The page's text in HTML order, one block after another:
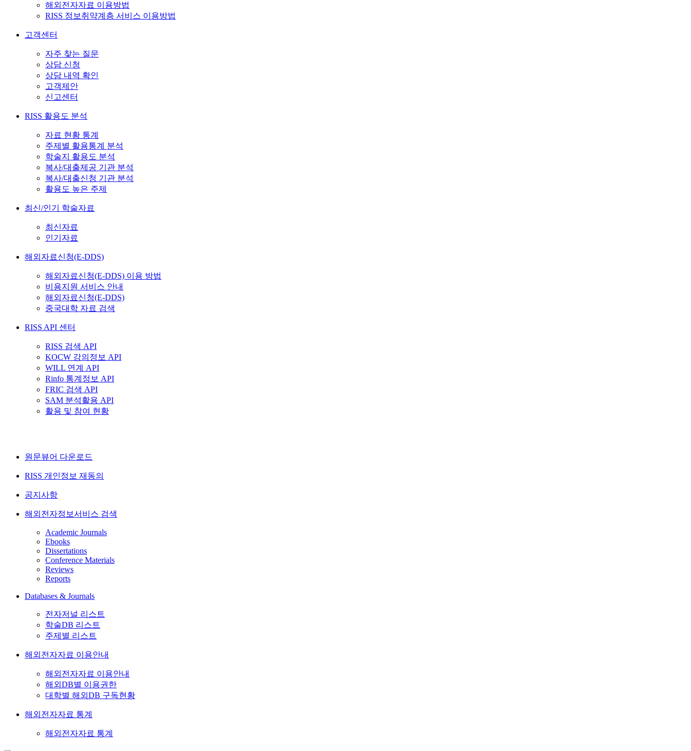
해외전자자료 이용방법
RISS 정보취약계층 서비스 이용방법
고객센터
자주 찾는 질문
상담 신청
상담 내역 확인
고객제안
신고센터
RISS 활용도 분석
자료 현황 통계
주제별 활용통계 분석
학술지 활용도 분석
복사/대출제공 기관 분석
복사/대출신청 기관 분석
활용도 높은 주제
최신/인기 학술자료
최신자료
인기자료
해외자료신청(E-DDS)
해외자료신청(E-DDS) 이용 방법
비용지원 서비스 안내
해외자료신청(E-DDS)
중국대학 자료 검색
RISS API 센터
RISS 검색 API
KOCW 강의정보 API
WILL 연계 API
Rinfo 통계정보 API
FRIC 검색 API
SAM 분석활용 API
활용 및 참여 현황
원문뷰어 다운로드
RISS 개인정보 재동의
공지사항
해외전자정보서비스 검색
Academic Journals
Ebooks
Dissertations
Conference Materials
Reviews
Reports
Databases & Journals
전자저널 리스트
학술DB 리스트
주제별 리스트
해외전자자료 이용안내
해외전자자료 이용안내
해외DB별 이용권한
대학별 해외DB 구독현황
해외전자자료 통계
해외전자자료 통계